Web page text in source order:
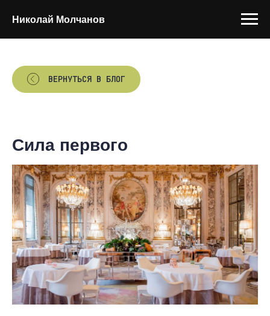
Николай Молчанов
ВЕРНУТЬСЯ В БЛОГ
Сила первого